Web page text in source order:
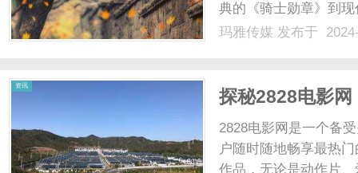
典的《骑士勋章》到
充满挑战、冒险和忠
玛雅传媒 发布于
资讯
探秘2828电影
2828电影网是一个备
户随时随地畅享最热
作品，无论是动作片